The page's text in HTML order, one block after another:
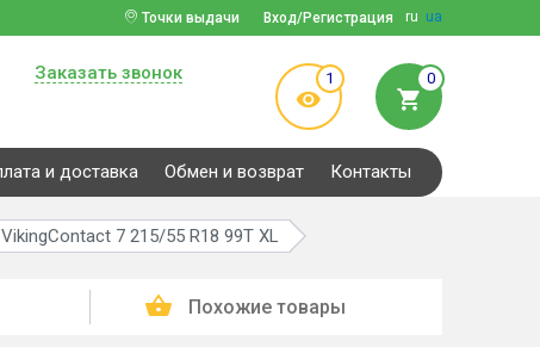
ru ua
Вход/Регистрация
Точки выдачи
Заказать звонок 1 0
и доставка Обмен и возврат Контакты
7 215/55 R18 99T XL
Похожие товары